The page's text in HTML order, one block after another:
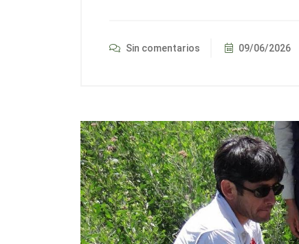
Sin comentarios 09/06/2026